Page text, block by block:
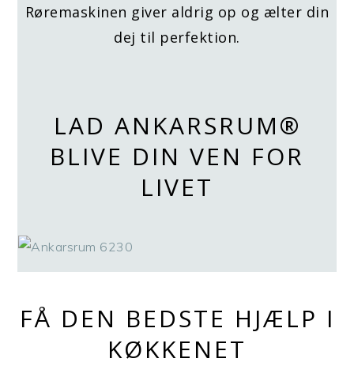
Røremaskinen giver aldrig op og ælter din
dej til perfektion.
LAD ANKARSRUM®
BLIVE DIN VEN FOR
LIVET
FÅ DEN BEDSTE HJÆLP I
KØKKENET